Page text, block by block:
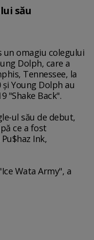
său
omagiu colegului
Dolph, care a
Tennessee, la
Young Dolph au
"Shake Back".
ul său de debut,
ce a fost
Ink,
Wata Army", a